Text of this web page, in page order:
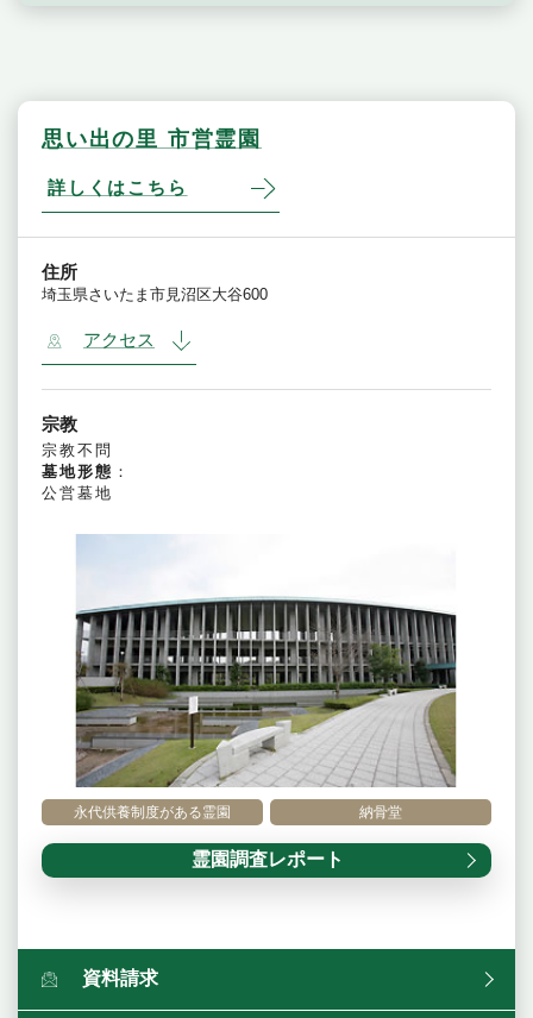
思い出の里 市営霊園
詳しくはこちら
永代供養制度がある霊園 納骨堂
霊園調査レポート
住所
埼玉県さいたま市見沼区大谷600
アクセス
宗教
宗教不問
墓地形態 ：
公営墓地
資料請求